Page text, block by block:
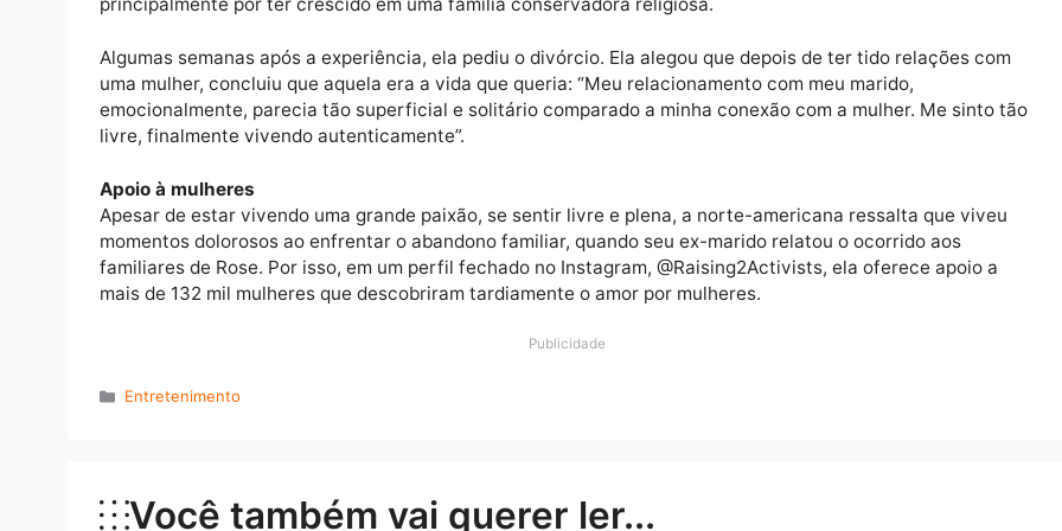
Nasce uma paixão
De acordo com Rose, no início não foi tão fácil entender todos os sentimentos que eram uma
principalmente por ter crescido em uma família conservadora religiosa.
Algumas semanas após a experiência, ela pediu o divórcio. Ela alegou que depois de ter tido
livre, finalmente vivendo autenticamente”.
momentos dolorosos ao enfrentar o abandono familiar, quando seu ex-marido relatou o ocorrido aos